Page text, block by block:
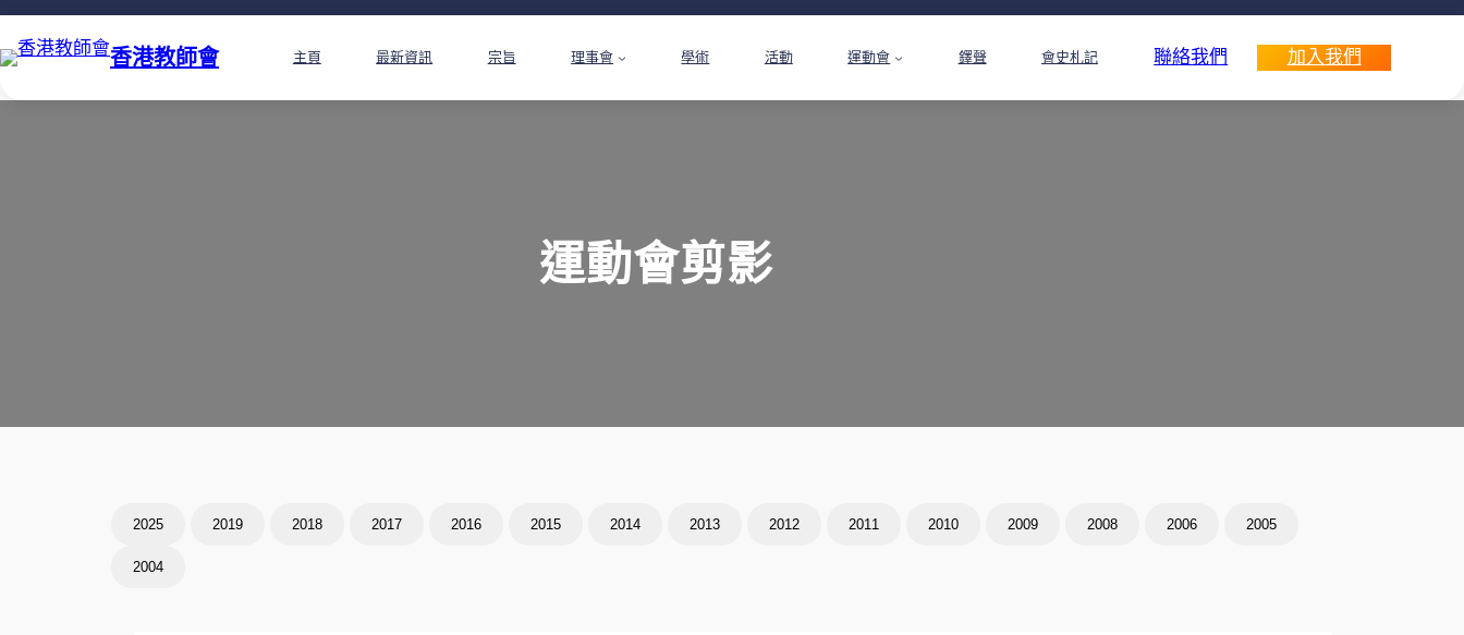
香港教師會 主頁 最新資訊 宗旨 理事會 學術 活動 運動會 鐸聲 會史札記 聯絡我們 加入我們
運動會剪影
2025 2019 2018 2017 2016 2015 2014 2013 2012 2011 2010 2009 2008 2006 2005
2004